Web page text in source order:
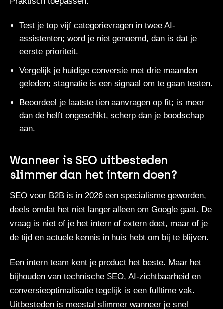
Test je top vijf categorievragen in twee AI-
assistenten; word je niet genoemd, dan is dat je
eerste prioriteit.
Vergelijk je huidige conversie met drie maanden
geleden; stagnatie is een signaal om te gaan testen.
Beoordeel je laatste tien aanvragen op fit; is meer
dan de helft ongeschikt, scherp dan je boodschap
aan.
Wanneer is SEO uitbesteden
slimmer dan het intern doen?
SEO voor B2B is in 2026 een specialisme geworden,
deels omdat het niet langer alleen om Google gaat. De
vraag is niet of je het intern of extern doet, maar of je
de tijd en actuele kennis in huis hebt om bij te blijven.
Een intern team kent je product het beste. Maar het
bijhouden van technische SEO, AI-zichtbaarheid en
conversieoptimalisatie tegelijk is een fulltime vak.
Uitbesteden is meestal slimmer wanneer je snel